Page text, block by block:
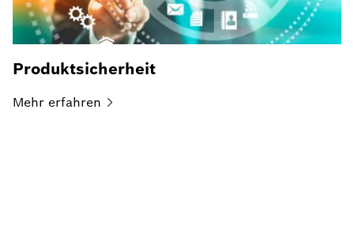
Produktsicherheit
Mehr erfahren